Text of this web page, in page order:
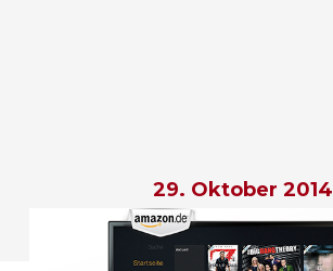
29. Oktober 2014